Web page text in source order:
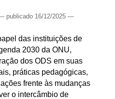
publicado16/12/2025 —
das instituições de
2030 da ONU,
dos ODS em suas
práticas pedagógicas,
frente às mudanças
o intercâmbio de